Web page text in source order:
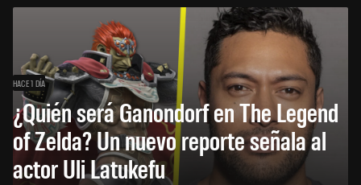
HACE 1 DÍA
¿Quién será Ganondorf en The Legend
of Zelda? Un nuevo reporte señala al
actor Uli Latukefu